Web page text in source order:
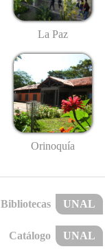
La Paz
Orinoquía
Bibliotecas UNAL
Catálogo UNAL